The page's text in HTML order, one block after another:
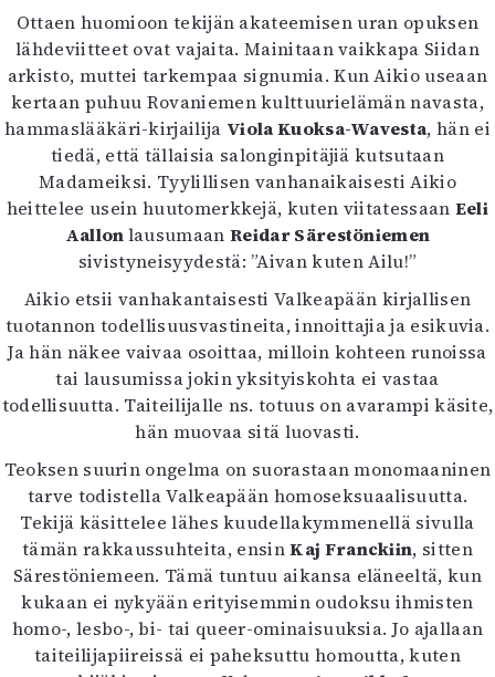
Ottaen huomioon tekijän akateemisen uran opuksen
lähdeviitteet ovat vajaita. Mainitaan vaikkapa Siidan
arkisto, muttei tarkempaa signumia. Kun Aikio useaan
kertaan puhuu Rovaniemen kulttuurielämän navasta,
hammaslääkäri-kirjailija Viola Kuoksa-Wavesta, hän ei
tiedä, että tällaisia salonginpitäjiä kutsutaan
Madameiksi. Tyylillisen vanhanaikaisesti Aikio
heittelee usein huutomerkkejä, kuten viitatessaan Eeli
AallonlausumaanReidar Särestöniemen
sivistyneisyydestä: ”Aivan kuten Ailu!”
Aikio etsii vanhakantaisesti Valkeapään kirjallisen
tuotannon todellisuusvastineita, innoittajia ja esikuvia.
Ja hän näkee vaivaa osoittaa, milloin kohteen runoissa
tai lausumissa jokin yksityiskohta ei vastaa
todellisuutta. Taiteilijalle ns. totuus on avarampi käsite,
hän muovaa sitä luovasti.
Teoksen suurin ongelma on suorastaan monomaaninen
tarve todistella Valkeapään homoseksuaalisuutta.
Tekijä käsittelee lähes kuudellakymmenellä sivulla
tämän rakkaussuhteita, ensinKaj Franckiin, sitten
Särestöniemeen. Tämä tuntuu aikansa eläneeltä, kun
kukaan ei nykyään erityisemmin oudoksu ihmisten
homo-, lesbo-, bi- tai queer-ominaisuuksia. Jo ajallaan
taiteilijapiireissä ei paheksuttu homoutta, kuten